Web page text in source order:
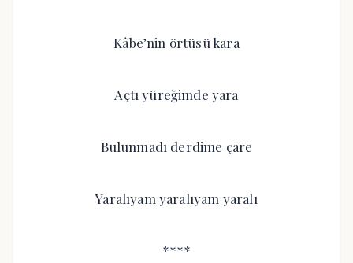
Kâbe’nin örtüsü kara
Açtı yüreğimde yara
Bulunmadı derdime çare
Yaralıyam yaralıyam yaralı
****